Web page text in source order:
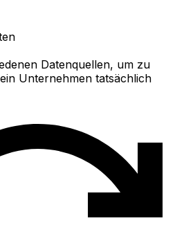
Datenquellen, um zu
Unternehmen tatsächlich